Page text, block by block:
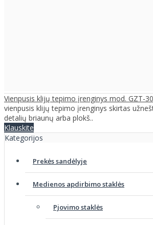
Vienpusis klijų tepimo įrenginys mod. GZT-
vienpusis klijų tepimo įrenginys skirtas
detalių briaunų arba plokš..
Klauskite
Kategorijos
Prekės sandėlyje
Medienos apdirbimo staklės
Pjovimo staklės